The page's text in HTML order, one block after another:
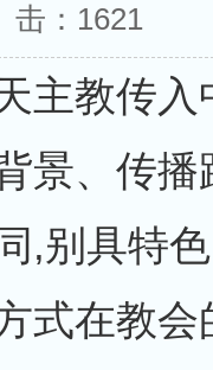
击： 1621
主教传入
景、传播
,别具特
式在教会